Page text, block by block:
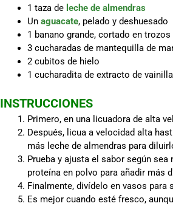
1 taza de leche de almendras
Un aguacate, pelado y deshuesado
1 banano grande, cortado en trozos
3 cucharadas de mantequilla de
2 cubitos de hielo
1 cucharadita de extracto de
INSTRUCCIONES
Primero, en una licuadora de alta
Después, licua a velocidad alta
más leche de almendras para
Prueba y ajusta el sabor según
proteína en polvo para añadir más
Finalmente, divídelo en vasos para
Es mejor cuando esté fresco,